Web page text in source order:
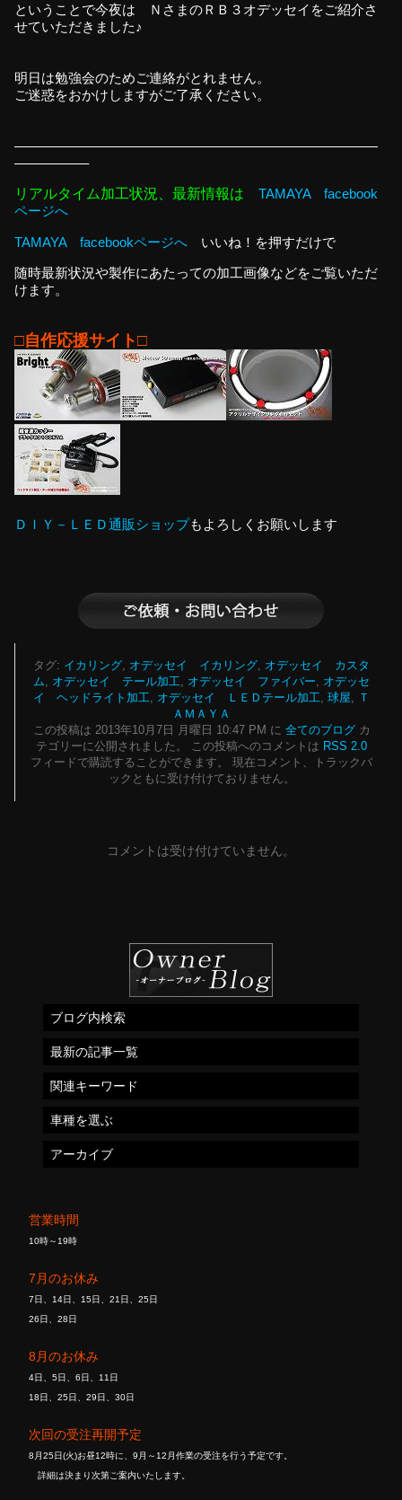
ということで今夜は ＮさまのＲＢ３オデッセイをご紹介さ
せていただきました♪
明日は勉強会のためご連絡がとれません。
ご迷惑をおかけしますがご了承ください。
———————————————————————————
—————–
リアルタイム加工状況、最新情報は TAMAYA facebook
ページへ
TAMAYA facebookページへ いいね！を押すだけで
随時最新状況や製作にあたっての加工画像などをご覧いただ
けます。
□自作応援サイト□
ＤＩＹ－ＬＥＤ通販ショップもよろしくお願いします
タグ: イカリング, オデッセイ イカリング, オデッセイ カスタ
ム, オデッセイ テール加工, オデッセイ ファイバー, オデッセ
イ ヘッドライト加工, オデッセイ ＬＥＤテール加工, 球屋, Ｔ
ＡＭＡＹＡ
この投稿は 2013年10月7日 月曜日 10:47 PM に 全てのブログカ
テゴリーに公開されました。 この投稿へのコメントは RSS 2.0
フィードで購読することができます。 現在コメント、トラックバ
ックともに受け付けておりません。
コメントは受け付けていません。
営業時間
10時～19時
7月のお休み
7日、14日、15日、21日、25日
26日、28日
8月のお休み
4日、5日、6日、11日
18日、25日、29日、30日
次回の受注再開予定
8月25日(火)お昼12時に、9月～12月作業の受注を行う予定です。
詳細は決まり次第ご案内いたします。
ブログ内検索
最新の記事一覧
関連キーワード
車種を選ぶ
アーカイブ